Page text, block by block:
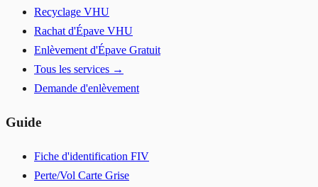
Recyclage VHU
Rachat d'Épave VHU
Enlèvement d'Épave Gratuit
Tous les services →
Demande d'enlèvement
Guide
Fiche d'identification FIV
Perte/Vol Carte Grise